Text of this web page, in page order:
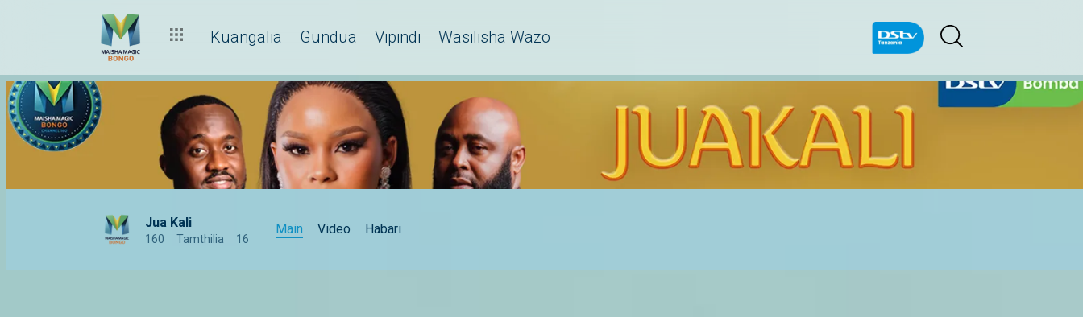
Kuangalia Gundua Vipindi Wasilisha Wazo
Jua Kali
160 Tamthilia 16
Main Video Habari